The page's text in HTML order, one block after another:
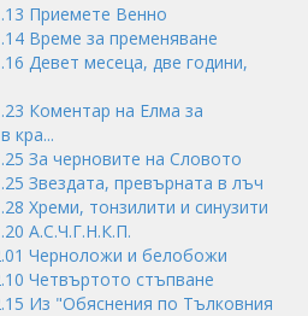
Приемете Венно
Време за пременяване
Девет месеца, две години,
Коментар на Елма за
кра...
За черновите на Словото
Звездата, превърната в лъч
Хреми, тонзилити и синузити
А.С.Ч.Г.Н.К.П.
Черноложи и белобожи
Четвъртото стъпване
Из "Обяснения по Тълковния